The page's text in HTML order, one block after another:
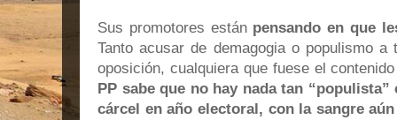
Sus promotores están pensando en que
Tanto acusar de demagogia o populismo
oposición, cualquiera que fuese el
PP sabe que no hay nada tan
cárcel en año electoral, con la sangre